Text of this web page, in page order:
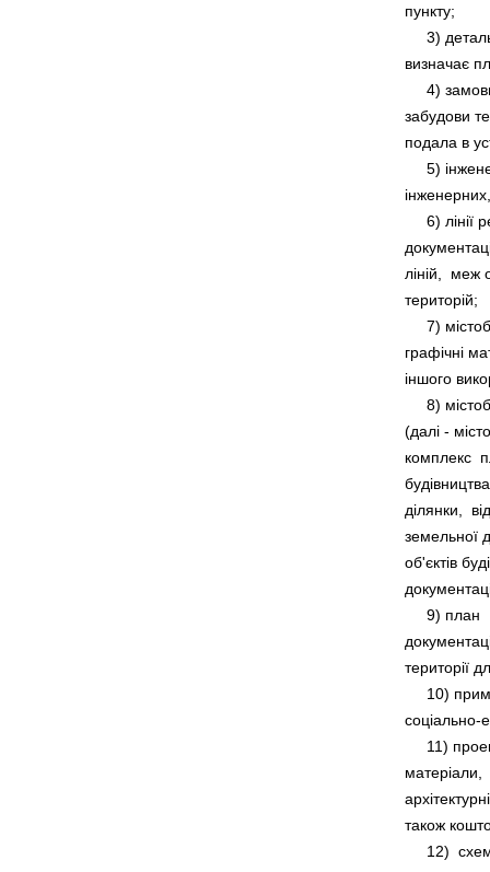
3)
4)
забудови
5)
6)
ліній,  меж
7)
графічні
8)
(далі -
комплекс
ділянки,
земельної
об'єктів
9) план
10)
11)
матеріали,
12)